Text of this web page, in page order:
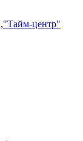
центр"